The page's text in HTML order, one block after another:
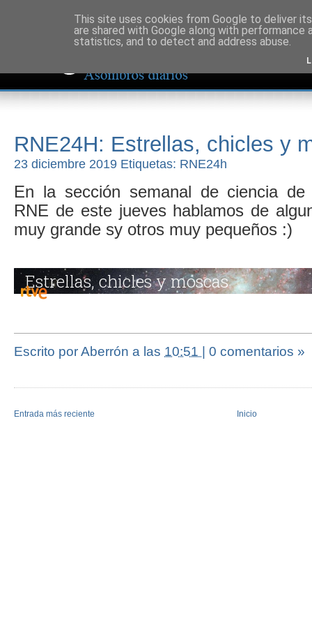
RNE24H: Estrellas, chicles y
23 diciembre 2019 Etiquetas: RNE24h
En la sección semanal de ciencia
RNE de este jueves hablamos de
muy grande sy otros muy pequeños :)
Escrito por Aberrón a las 10:51 | 0 comentarios »
Entrada más reciente Inicio
This site uses cookies from Google to deliver
are shared with Google along with
statistics, and to detect and address abuse.